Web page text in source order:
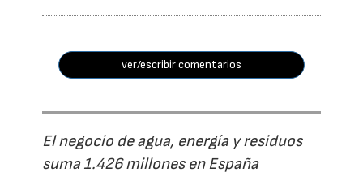
ver/escribir comentarios
El negocio de agua, energía y residuos
suma 1.426 millones en España